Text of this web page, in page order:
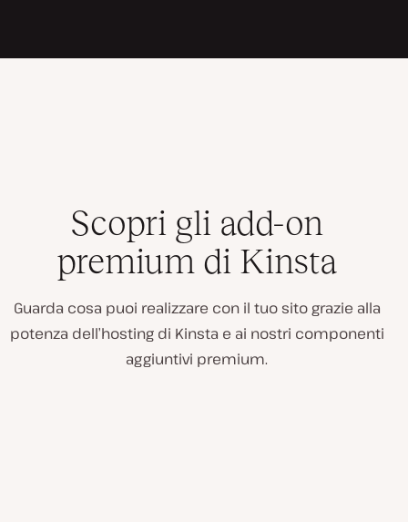
Scopri gli add-on
premium di Kinsta
Guarda cosa puoi realizzare con il tuo sito grazie alla
potenza dell’hosting di Kinsta e ai nostri componenti
aggiuntivi premium.